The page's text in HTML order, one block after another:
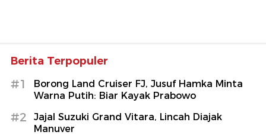
Berita Terpopuler
#1
Borong Land Cruiser FJ, Jusuf Hamka Minta
Warna Putih: Biar Kayak Prabowo
#2
Jajal Suzuki Grand Vitara, Lincah Diajak
Manuver